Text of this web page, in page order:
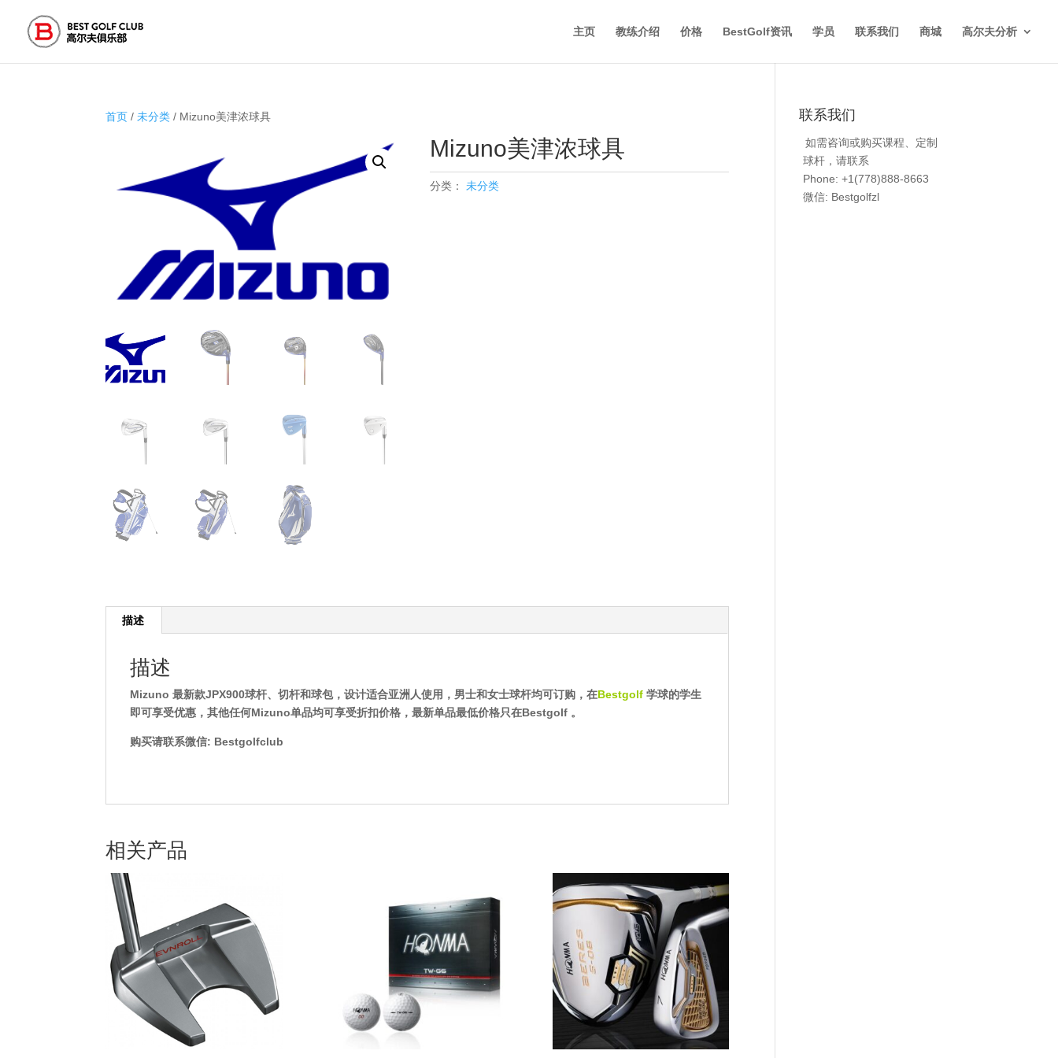
主页 教练介绍 价格 BestGolf资讯 学员 联系我们 商城 高尔夫分析
首页 /未分类 / Mizuno美津浓球具
Mizuno美津浓球具
分类：未分类
描述
描述
Mizuno 最新款JPX900球杆、切杆和球包，设计适合亚洲人使用，男士和女士球杆均可订购，在Bestgolf 学球的学生
即可享受优惠，其他任何Mizuno单品均可享受折扣价格，最新单品最低价格只在Bestgolf 。
购买请联系微信: Bestgolfclub
相关产品
联系我们
如需咨询或购买课程、定制
球杆，请联系
Phone: +1(778)888-8663
微信: Bestgolfzl